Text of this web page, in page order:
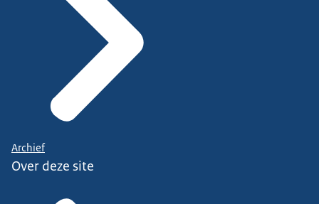
Archief
Over deze site